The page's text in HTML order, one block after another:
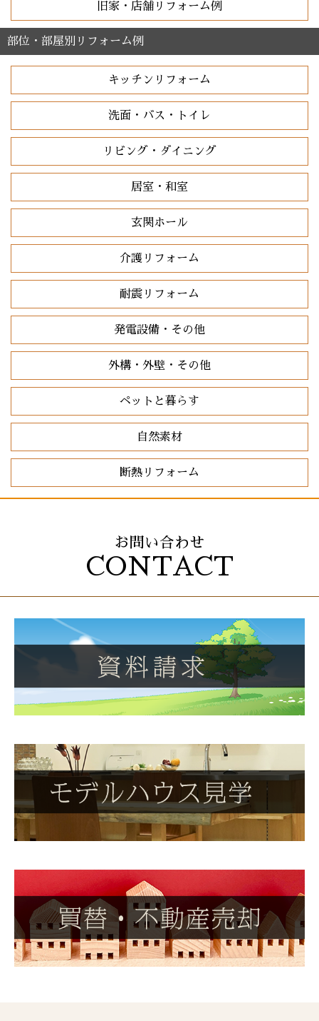
旧家・店舗リフォーム例
部位・部屋別リフォーム例
キッチンリフォーム
洗面・バス・トイレ
リビング・ダイニング
居室・和室
玄関ホール
介護リフォーム
耐震リフォーム
発電設備・その他
外構・外壁・その他
ペットと暮らす
自然素材
断熱リフォーム
お問い合わせ
CONTACT